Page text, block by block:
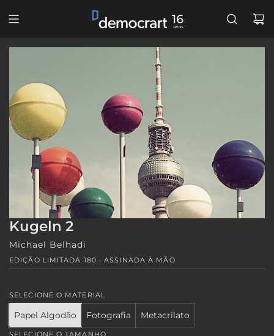
PARA
Kugeln 2
Michael Belhadi
EDIÇÃO LIMITADA 180 · ASSINADA À MÃO
SELECIONE O MATERIAL
Papel Algodão Fotografia Metacrilato
SELECIONE O TAMANHO